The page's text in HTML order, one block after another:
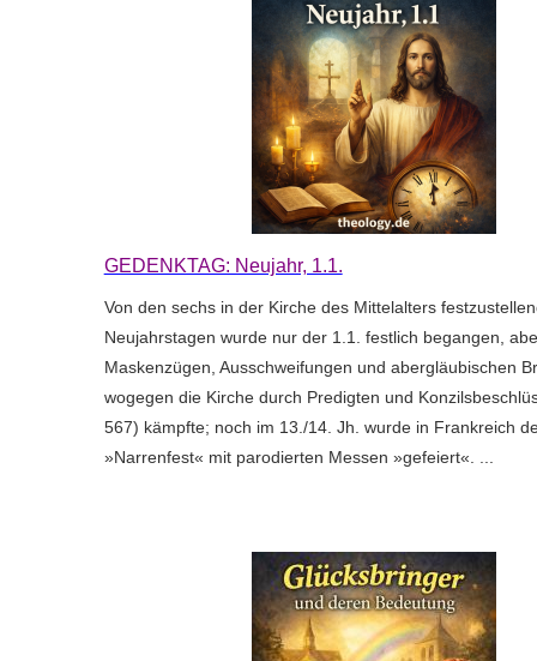
GEDENKTAG: Neujahr, 1.1.
Von den sechs in der Kirche des Mittelalters
Neujahrstagen wurde nur der 1.1. festlich begangen,
Maskenzügen, Ausschweifungen und abergläubischen
wogegen die Kirche durch Predigten und
567) kämpfte; noch im 13./14. Jh. wurde in Frankreich
»Narrenfest« mit parodierten Messen »gefeiert«. ...